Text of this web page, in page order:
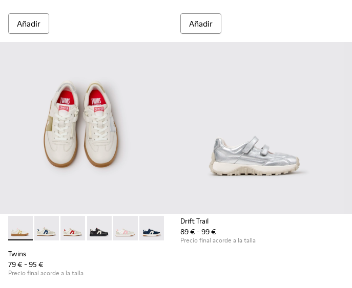
Añadir Añadir
Twins - K800653-014 - Zapatillas de piel multicolor para niños.
Twins - K800653-010
Twins - K800653-008
Twins - K800653-006
Twins - K800653-003
Twins - K800653-002
Twins
79 € - 95 €
Precio final acorde a la talla
Drift Trail
89 € - 99 €
Precio final acorde a la talla